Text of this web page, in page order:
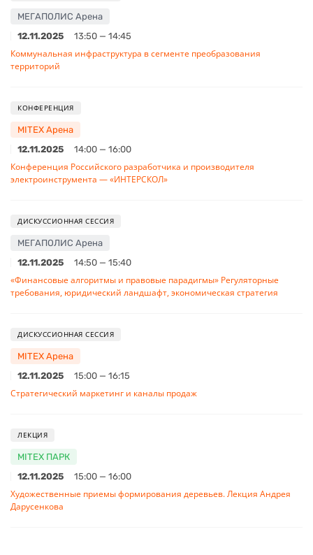
МЕГАПОЛИС Арена
12.11.2025
13:50 — 14:45
Коммунальная инфраструктура в сегменте преобразования
территорий
КОНФЕРЕНЦИЯ
MITEX Арена
12.11.2025
14:00 — 16:00
Конференция Российского разработчика и производителя
электроинструмента — «ИНТЕРСКОЛ»
ДИСКУССИОННАЯ СЕССИЯ
МЕГАПОЛИС Арена
12.11.2025
14:50 — 15:40
«Финансовые алгоритмы и правовые парадигмы» Регуляторные
требования, юридический ландшафт, экономическая стратегия
ДИСКУССИОННАЯ СЕССИЯ
MITEX Арена
12.11.2025
15:00 — 16:15
Стратегический маркетинг и каналы продаж
ЛЕКЦИЯ
MITEX ПАРК
12.11.2025
15:00 — 16:00
Художественные приемы формирования деревьев. Лекция Андрея
Дарусенкова